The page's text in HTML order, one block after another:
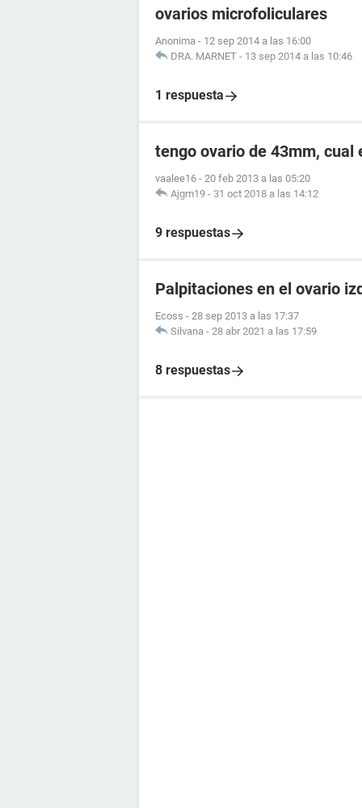
ovarios microfoliculares
Anonima - 12 sep 2014 a las 16:00
DRA. MARNET - 13 sep 2014 a las 10:46
1 respuesta
tengo ovario de 43mm, cual
vaalee16 - 20 feb 2013 a las 05:20
Ajgm19 - 31 oct 2018 a las 14:12
9 respuestas
Palpitaciones en el ovario
Ecoss - 28 sep 2013 a las 17:37
Silvana - 28 abr 2021 a las 17:59
8 respuestas